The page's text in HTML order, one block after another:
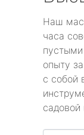
Наш
часа
опыту
с собой
садовой